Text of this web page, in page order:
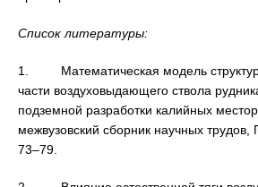
Список литературы:
1. Математическая модель
части воздуховыдающего ствола
подземной разработки калийных
межвузовский сборник научных
73–79.